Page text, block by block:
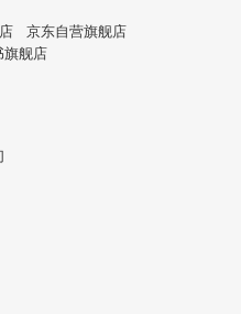
京东自营旗舰店
旗舰店